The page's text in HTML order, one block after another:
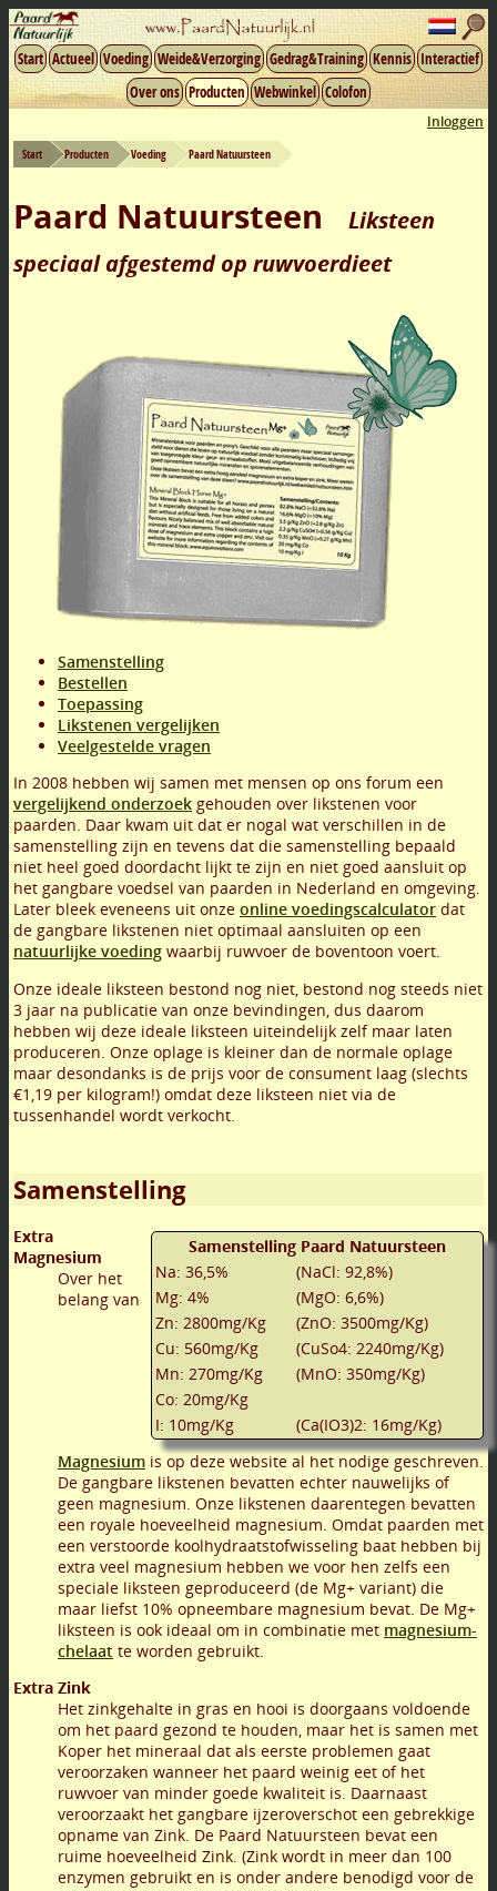
Start Actueel Voeding Weide&Verzorging Gedrag&Training Kennis Interactief
Over ons Producten Webwinkel Colofon
Inloggen
Start Producten Voeding Paard Natuursteen
Paard Natuursteen
Liksteen
speciaal afgestemd op ruwvoerdieet
Samenstelling
Bestellen
Toepassing
Likstenen vergelijken
Veelgestelde vragen
In 2008 hebben wij samen met mensen op ons forum een
vergelijkend onderzoek gehouden over likstenen voor
paarden. Daar kwam uit dat er nogal wat verschillen in de
samenstelling zijn en tevens dat die samenstelling bepaald
niet heel goed doordacht lijkt te zijn en niet goed aansluit op
het gangbare voedsel van paarden in Nederland en omgeving.
Later bleek eveneens uit onze online voedingscalculator dat
de gangbare likstenen niet optimaal aansluiten op een
natuurlijke voeding waarbij ruwvoer de boventoon voert.
Onze ideale liksteen bestond nog niet, bestond nog steeds niet
3 jaar na publicatie van onze bevindingen, dus daarom
hebben wij deze ideale liksteen uiteindelijk zelf maar laten
produceren. Onze oplage is kleiner dan de normale oplage
maar desondanks is de prijs voor de consument laag (slechts
€1,19 per kilogram!) omdat deze liksteen niet via de
tussenhandel wordt verkocht.
Samenstelling
Samenstelling Paard Natuursteen
Na: 36,5%
(NaCl: 92,8%)
Mg: 4%
(MgO: 6,6%)
Zn: 2800mg/Kg
(ZnO: 3500mg/Kg)
Cu: 560mg/Kg
(CuSo4: 2240mg/Kg)
Mn: 270mg/Kg
(MnO: 350mg/Kg)
Co: 20mg/Kg
I: 10mg/Kg
(Ca(IO3)2: 16mg/Kg)
Extra
Magnesium
Over het
belang van
Magnesium is op deze website al het nodige geschreven.
De gangbare likstenen bevatten echter nauwelijks of
geen magnesium. Onze likstenen daarentegen bevatten
een royale hoeveelheid magnesium. Omdat paarden met
een verstoorde koolhydraatstofwisseling baat hebben bij
extra veel magnesium hebben we voor hen zelfs een
speciale liksteen geproduceerd (de Mg+ variant) die
maar liefst 10% opneembare magnesium bevat. De Mg+
liksteen is ook ideaal om in combinatie met magnesium-
chelaat te worden gebruikt.
Extra Zink
Het zinkgehalte in gras en hooi is doorgaans voldoende
om het paard gezond te houden, maar het is samen met
Koper het mineraal dat als eerste problemen gaat
veroorzaken wanneer het paard weinig eet of het
ruwvoer van minder goede kwaliteit is. Daarnaast
veroorzaakt het gangbare ijzeroverschot een gebrekkige
opname van Zink. De Paard Natuursteen bevat een
ruime hoeveelheid Zink. (Zink wordt in meer dan 100
enzymen gebruikt en is onder andere benodigd voor de